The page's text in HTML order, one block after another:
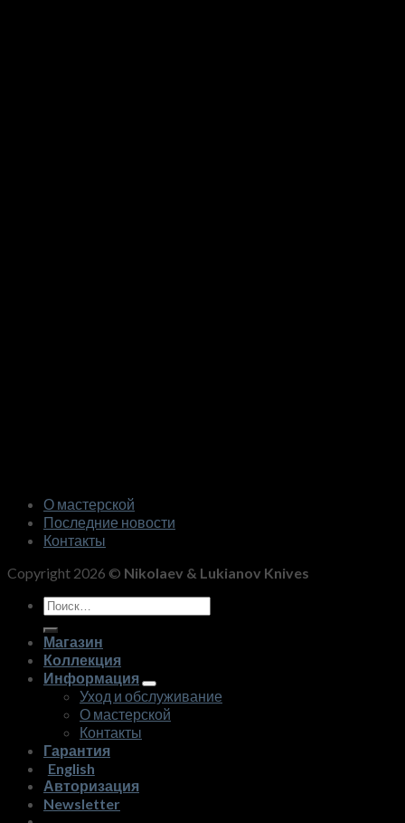
О мастерской
Последние новости
Контакты
Copyright 2026 © Nikolaev & Lukianov Knives
Искать:
Магазин
Коллекция
Информация
Уход и обслуживание
О мастерской
Контакты
Гарантия
English
Авторизация
Newsletter